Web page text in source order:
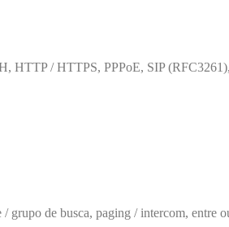
HTTP / HTTPS, PPPoE, SIP
grupo de busca, paging / intercom, entre